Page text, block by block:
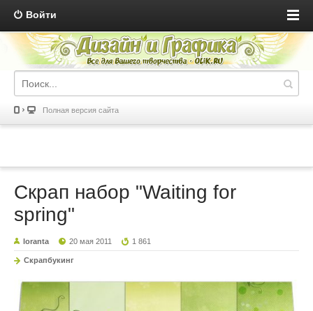
Войти
Полная версия сайта
Скрап набор "Waiting for
spring"
loranta 20 мая 2011 1 861
Скрапбукинг